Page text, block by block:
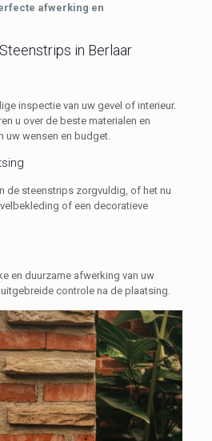
afwerking en
in Berlaar
inspectie van uw gevel of interieur.
u over de beste materialen en
uw wensen en budget.
de steenstrips zorgvuldig, of het nu
of een decoratieve
en duurzame afwerking van uw
controle na de plaatsing.